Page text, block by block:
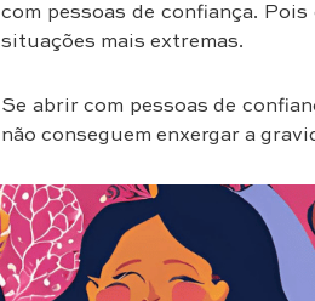
com pessoas de confiança.
situações mais extremas.
Se abrir com pessoas de
não conseguem enxergar a